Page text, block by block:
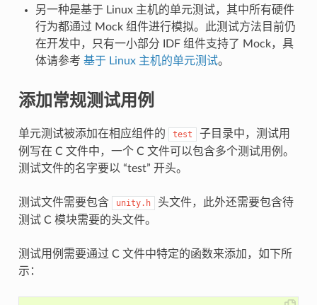
另一种是基于 Linux 主机的单元测试，其中所有硬件
行为都通过 Mock 组件进行模拟。此测试方法目前仍
在开发中，只有一小部分 IDF 组件支持了 Mock，具
体请参考 基于 Linux 主机的单元测试。
添加常规测试用例
单元测试被添加在相应组件的 test
子目录中，测试用
例写在 C 文件中，一个 C 文件可以包含多个测试用例。
测试文件的名字要以 “test” 开头。
测试文件需要包含 unity.h
头文件，此外还需要包含待
测试 C 模块需要的头文件。
测试用例需要通过 C 文件中特定的函数来添加，如下所
示：